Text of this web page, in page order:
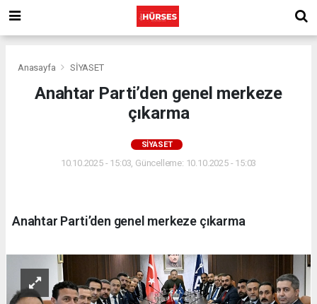
Anasayfa SİYASET
Anahtar Parti’den genel merkeze
çıkarma
SİYASET
10.10.2025 - 15:03, Güncelleme: 10.10.2025 - 15:03
Anahtar Parti’den genel merkeze çıkarma